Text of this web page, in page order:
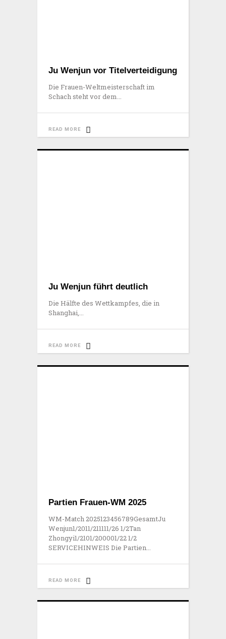
Ju Wenjun vor Titelverteidigung
Die Frauen-Weltmeisterschaft im
Schach steht vor dem
READ MORE
Ju Wenjun führt deutlich
Die Hälfte des Wettkampfes, die in
Shanghai,
READ MORE
Partien Frauen-WM 2025
WM-Match 2025123456789GesamtJu
Wenjun1/2011/211111/26 1/2Tan
Zhongyi1/2101/200001/22 1/2
SERVICEHINWEIS Die Partien
READ MORE